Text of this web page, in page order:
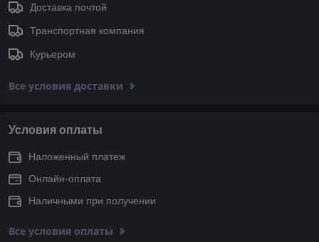
Доставка почтой
Транспортная компания
Курьером
Все условия доставки
Условия оплаты
Наложенный платеж
Онлайн-оплата
Наличными при получении
Все условия оплаты